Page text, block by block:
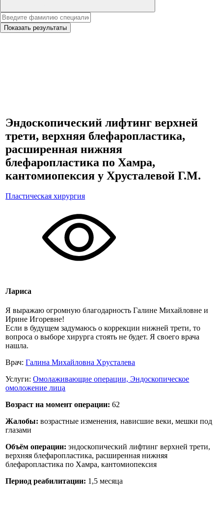
Показать результаты
Эндоскопический лифтинг верхней
трети, верхняя блефаропластика,
расширенная нижняя
блефаропластика по Хамра,
кантомиопексия у Хрусталевой Г.М.
Пластическая хирургия
Лариса
Я выражаю огромную благодарность Галине Михайловне и
Ирине Игоревне!
Если в будущем задумаюсь о коррекции нижней трети, то
вопроса о выборе хирурга стоять не будет. Я своего врача
нашла.
Врач: Галина Михайловна Хрусталева
Услуги: Омолаживающие операции,Эндоскопическое
омоложение лица
Возраст на момент операции: 62
Жалобы: возрастные изменения, нависшие веки, мешки под
глазами
Объём операции: эндоскопический лифтинг верхней трети,
верхняя блефаропластика, расширенная нижняя
блефаропластика по Хамра, кантомиопексия
Период реабилитации: 1,5 месяца